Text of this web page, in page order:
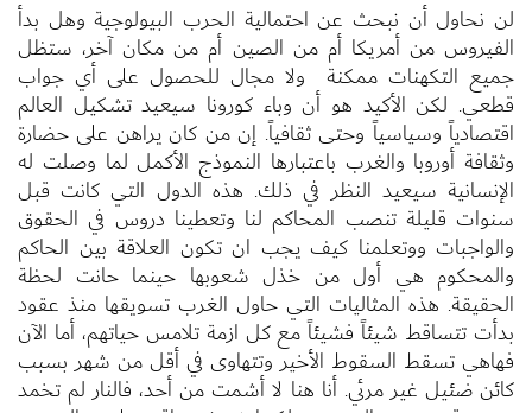
لن نحاول أن نبحث عن احتمالية الحرب البيولوجية وهل بدأ
الفيروس من أمريكا أم من الصين أم من مكان آخر، ستظل
جميع التكهنات ممكنة ولا مجال للحصول على أي جواب
قطعي. لكن الأكيد هو أن وباء كورونا سيعيد تشكيل العالم
اقتصادياً وسياسياً وحتى ثقافياً. إن من كان يراهن على حضارة
وثقافة أوروبا والغرب باعتبارها النموذج الأكمل لما وصلت له
الإنسانية سيعيد النظر في ذلك. هذه الدول التي كانت قبل
سنوات قليلة تنصب المحاكم لنا وتعطينا دروس في الحقوق
والواجبات ووتعلمنا كيف يجب ان تكون العلاقة بين الحاكم
والمحكوم هي أول من خذل شعوبها حينما حانت لحظة
الحقيقة. هذه المثاليات التي حاول الغرب تسويقها منذ عقود
بدأت تتساقط شيئاً فشيئاً مع كل ازمة تلامس حياتهم، أما الآن
فهاهي تسقط السقوط الأخير وتتهاوى في أقل من شهر بسبب
كائن ضئيل غير مرئي. أنا هنا لا أشمت من أحد، فالنار لم تخمد